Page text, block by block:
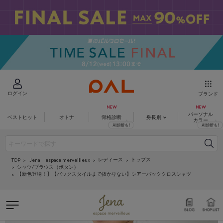
ログイン ブランド
ベストヒット オトナ 骨格診断 身長別
パーソナル
カラー
TOP Jena espace merveilleux レディース
トップス
シャツ/ブラウス（ボタン）
【新色登場！】【バックスタイルまで抜かりない】シアーバッククロスシャツ